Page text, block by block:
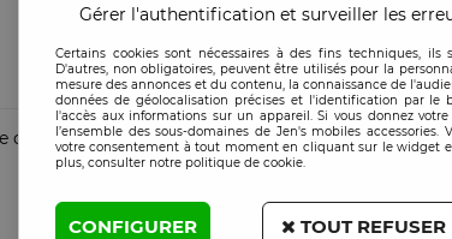
de commande
Gérer l'authentification et surveiller les
Certains cookies sont nécessaires à des fins techniques, ils
D'autres, non obligatoires, peuvent être utilisés pour la
mesure des annonces et du contenu, la connaissance de
données de géolocalisation précises et l'identification par le
l'accès aux informations sur un appareil. Si vous donnez
l’ensemble des sous-domaines de Jen's mobiles
votre consentement à tout moment en cliquant sur le widget
plus, consulter notre politique de cookie.
CONFIGURER TOUT REFUSER